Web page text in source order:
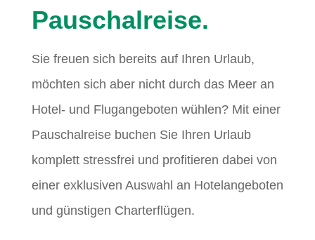
Pauschalreise.
Sie freuen sich bereits auf Ihren Urlaub,
möchten sich aber nicht durch das Meer an
Hotel- und Flugangeboten wühlen? Mit einer
Pauschalreise buchen Sie Ihren Urlaub
komplett stressfrei und profitieren dabei von
einer exklusiven Auswahl an Hotelangeboten
und günstigen Charterflügen.